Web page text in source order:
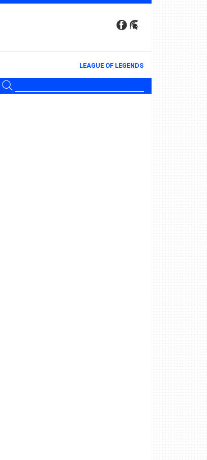
LEAGUE OF LEGENDS